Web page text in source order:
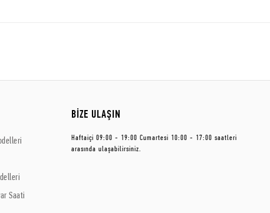
Saati
BİZE ULAŞIN
Haftaiçi 09:00 - 19:00 Cumartesi 10:00 - 17:00 saatleri
arasında ulaşabilirsiniz.